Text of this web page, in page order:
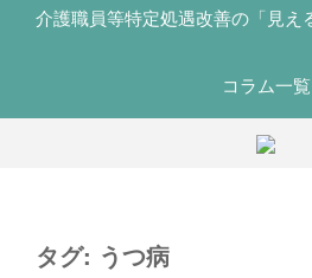
介護職員等特定処遇改善の「見え
コラム一覧
タグ: うつ病